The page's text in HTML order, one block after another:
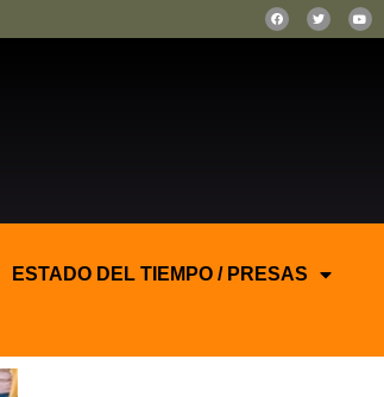
ESTADO DEL TIEMPO / PRESAS